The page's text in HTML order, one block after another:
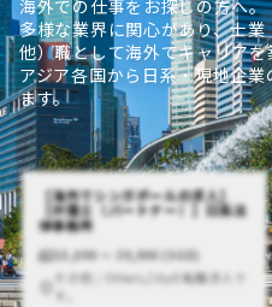
海外での仕事をお探しの方へ。
多様な業界に関心があり、士
他）職として海外でキャリア
アジア各国から日系・現地企
ます。
【海外でシンガポールの求人】
【弁護士（パートナー）】日系法
律事務所
15,000 〜 30,000 (SGD)
その他 / Others,Cityの転職求人で
す。